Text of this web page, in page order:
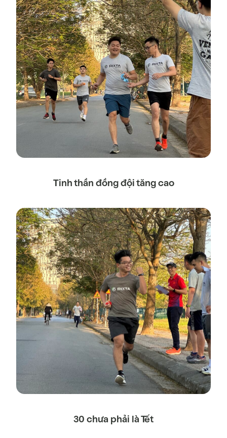
Tinh thần đồng đội tăng cao
30 chưa phải là Tết